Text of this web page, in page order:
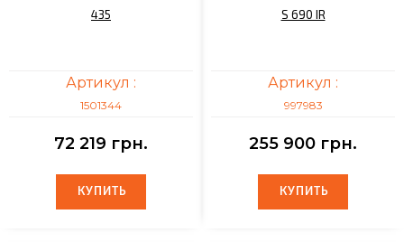
435
Артикул :
1501344
72 219 грн.
КУПИТЬ
КУПИТЬ
S 690 IR
Артикул :
997983
255 900 грн.
КУПИТЬ
КУПИТЬ